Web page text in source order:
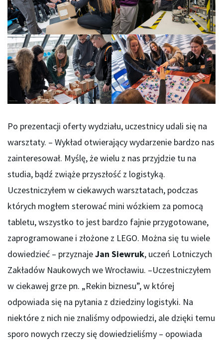
Po prezentacji oferty wydziału, uczestnicy udali się na
warsztaty. – Wykład otwierający wydarzenie bardzo nas
zainteresował. Myślę, że wielu z nas przyjdzie tu na
studia, bądź zwiąże przyszłość z logistyką.
Uczestniczyłem w ciekawych warsztatach, podczas
których mogłem sterować mini wózkiem za pomocą
tabletu, wszystko to jest bardzo fajnie przygotowane,
zaprogramowane i złożone z LEGO. Można się tu wiele
dowiedzieć – przyznajeJan Siewruk, uczeń Lotniczych
Zakładów Naukowych we Wrocławiu. –Uczestniczyłem
w ciekawej grze pn. „Rekin biznesu”, w której
odpowiada się na pytania z dziedziny logistyki. Na
niektóre z nich nie znaliśmy odpowiedzi, ale dzięki temu
sporo nowych rzeczy się dowiedzieliśmy – opowiada